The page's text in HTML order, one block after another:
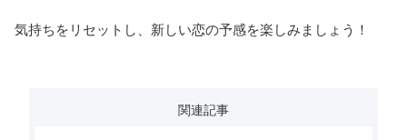
気持ちをリセットし、新しい恋の予感を楽しみましょう！
関連記事